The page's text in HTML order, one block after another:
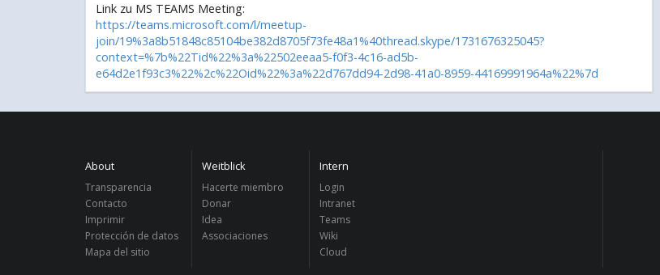
Link zu MS TEAMS Meeting:
https://teams.microsoft.com/l/meetup-
join/19%3a8b51848c85104be382d8705f73fe48a1%40thread.skype/1731676325045?
context=%7b%22Tid%22%3a%22502eeaa5-f0f3-4c16-ad5b-
e64d2e1f93c3%22%2c%22Oid%22%3a%22d767dd94-2d98-41a0-8959-44169991964a%22%7d
About
Transparencia
Contacto
Imprimir
Protección de datos
Mapa del sitio
Weitblick
Hacerte miembro
Donar
Idea
Associaciones
Intern
Login
Intranet
Teams
Wiki
Cloud